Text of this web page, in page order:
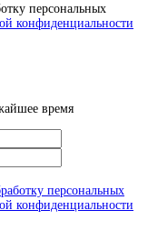
персональных
конфиденциальности
время
персональных
конфиденциальности